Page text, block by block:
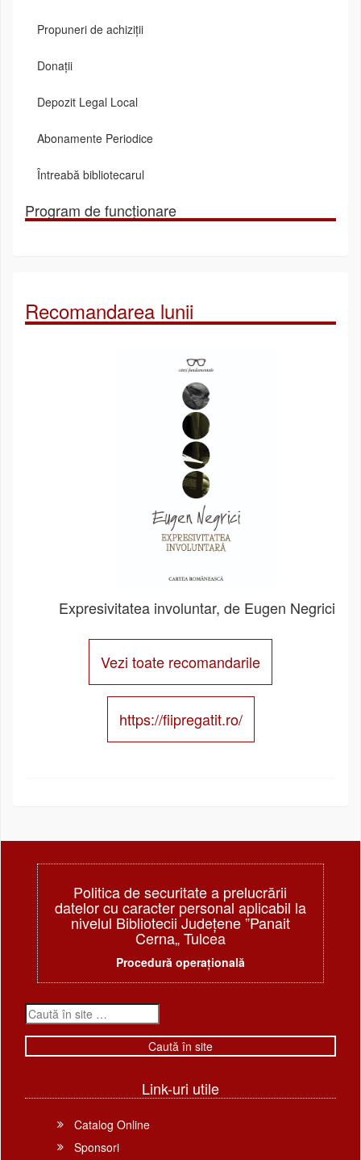
Propuneri de achiziții
Donații
Depozit Legal Local
Abonamente Periodice
Întreabă bibliotecarul
Program de funcționare
Recomandarea lunii
Expresivitatea involuntar, de Eugen Negrici
Vezi toate recomandarile
https://fiipregatit.ro/
Politica de securitate a prelucrării
datelor cu caracter personal aplicabil la
nivelul Bibliotecii Judeţene ”Panait
Cerna„ Tulcea
Procedură operațională
Link-uri utile
Catalog Online
Sponsori